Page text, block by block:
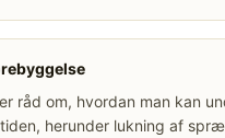
råd om, hvordan man kan
herunder lukning af